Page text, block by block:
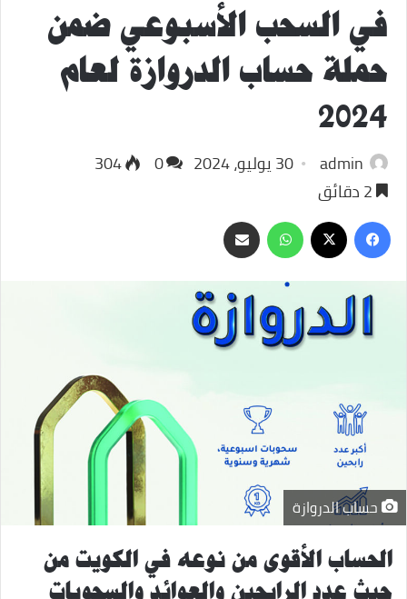
في السحب الأسبوعي ضمن
حملة حساب الدروازة لعام
2024
admin 30 يوليو، 2024 0
304
فيسبوك
‫X واتسابمشاركة
عبر
البريد
حساب الدروازة
الحساب الأقوى من نوعه في الكويت من
حيث عدد الرابحين والعوائد والسحوبات